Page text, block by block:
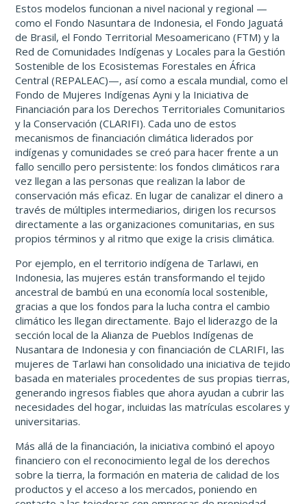
Estos modelos funcionan a nivel nacional y regional —
como el Fondo Nasuntara de Indonesia, el Fondo Jaguatá
de Brasil, el Fondo Territorial Mesoamericano (FTM) y la
Red de Comunidades Indígenas y Locales para la Gestión
Sostenible de los Ecosistemas Forestales en África
Central (REPALEAC)—, así como a escala mundial, como el
Fondo de Mujeres Indígenas Ayni y la Iniciativa de
Financiación para los Derechos Territoriales Comunitarios
y la Conservación (CLARIFI). Cada uno de estos
mecanismos de financiación climática liderados por
indígenas y comunidades se creó para hacer frente a un
fallo sencillo pero persistente: los fondos climáticos rara
vez llegan a las personas que realizan la labor de
conservación más eficaz. En lugar de canalizar el dinero a
través de múltiples intermediarios, dirigen los recursos
directamente a las organizaciones comunitarias, en sus
propios términos y al ritmo que exige la crisis climática.
Por ejemplo, en el territorio indígena de Tarlawi, en
Indonesia, las mujeres están transformando el tejido
ancestral de bambú en una economía local sostenible,
gracias a que los fondos para la lucha contra el cambio
climático les llegan directamente. Bajo el liderazgo de la
sección local de la Alianza de Pueblos Indígenas de
Nusantara de Indonesia y con financiación de CLARIFI, las
mujeres de Tarlawi han consolidado una iniciativa de tejido
basada en materiales procedentes de sus propias tierras,
generando ingresos fiables que ahora ayudan a cubrir las
necesidades del hogar, incluidas las matrículas escolares y
universitarias.
Más allá de la financiación, la iniciativa combinó el apoyo
financiero con el reconocimiento legal de los derechos
sobre la tierra, la formación en materia de calidad de los
productos y el acceso a los mercados, poniendo en